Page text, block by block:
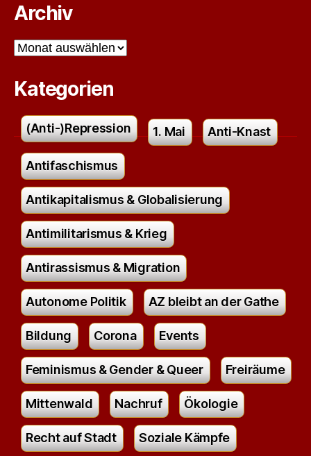
Archiv
Archiv
Kategorien
(Anti-)Repression 1. Mai Anti-Knast
Antifaschismus
Antikapitalismus & Globalisierung
Antimilitarismus & Krieg
Antirassismus & Migration
Autonome Politik AZ bleibt an der Gathe
Bildung Corona Events
Feminismus & Gender & Queer Freiräume
Mittenwald Nachruf Ökologie
Recht auf Stadt Soziale Kämpfe